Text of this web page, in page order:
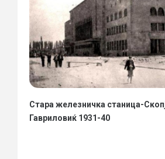
Стара железничка станица-
Гавриловиќ 1931-40